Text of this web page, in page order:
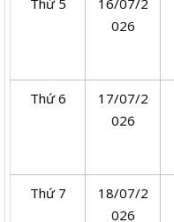
026
Thứ 6
17/07/2
026
Thứ 7
18/07/2
026